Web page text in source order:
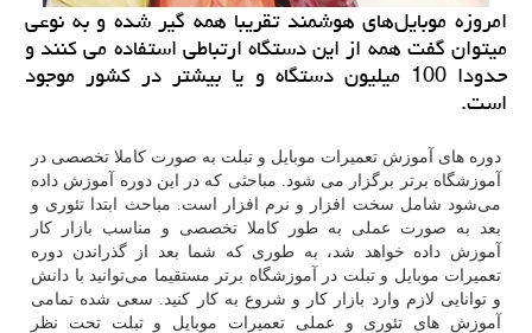
امروزه موبایل‌های هوشمند تقریبا همه گیر شده و به نوعی
میتوان گفت همه از این دستگاه ارتباطی استفاده می كنند و
حدودا 100 میلیون دستگاه و یا بیشتر در كشور موجود
است.
دوره های آموزش تعمیرات موبایل و تبلت به صورت کاملا تخصصی در
آموزشگاه برتر برگزار می شود. مباحثی که در این دوره آموزش داده
می‌شود شامل سخت افزار و نرم افزار است. مباحث ابتدا تئوری و
بعد به صورت عملی به طور کاملا تخصصی و مناسب بازار کار
آموزش داده خواهد شد، به طوری که شما بعد از گذراندن دوره
تعمیرات موبایل و تبلت در آموزشگاه برتر مستقیما می‌توانید با دانش
و توانایی لازم وارد بازار کار و شروع به کار کنید. سعی شده تمامی
آموزش های تئوری و عملی تعمیرات موبایل و تبلت تحت نظر